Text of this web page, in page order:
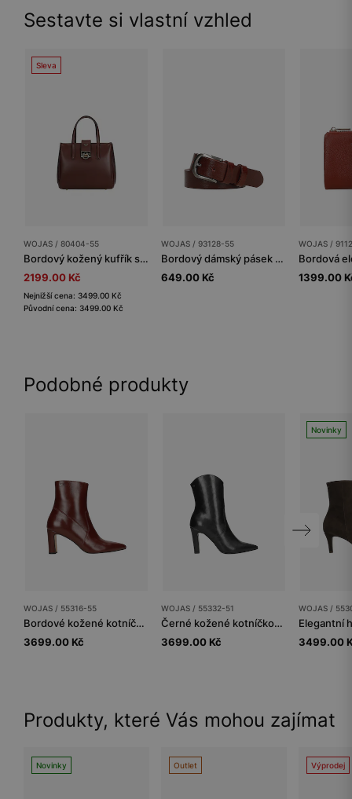
Sestavte si vlastní vzhled
Sleva
WOJAS / 80404-55
Bordový kožený kufřík se zlatým zapínáním
2199.00 Kč
Nejnižší cena: 3499.00 Kč
Původní cena: 3499.00 Kč
WOJAS / 93128-55
Bordový dámský pásek z lícové kůže se stříbrnou sponou
649.00 Kč
WOJAS /
1399.00
Podobné produkty
WOJAS / 55316-55
Bordové kožené kotníčkové boty na podpatku
3699.00 Kč
WOJAS / 55332-51
Černé kožené kotníčkové boty na vysokém podpatku
3699.00 Kč
Novinky
WOJAS /
3499.00
Produkty, které Vás mohou zajímat
Novinky Outlet Výprodej